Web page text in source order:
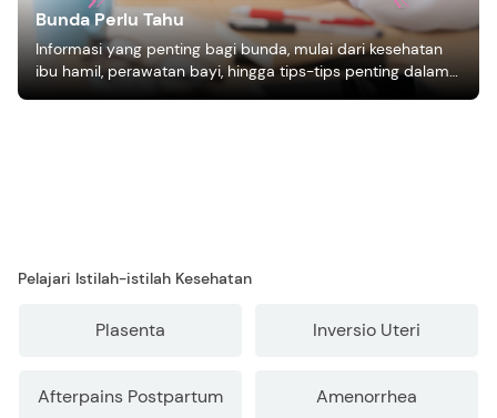
Bunda Perlu Tahu
Informasi yang penting bagi bunda, mulai dari kesehatan
ibu hamil, perawatan bayi, hingga tips-tips penting dalam
mengasuh anak
Pelajari Istilah-istilah Kesehatan
Plasenta Inversio Uteri
Afterpains Postpartum Amenorrhea